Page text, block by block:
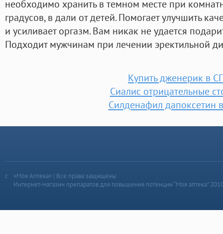
необходимо хранить в темном месте при
градусов, в дали от детей. Помогает улучшить
и усиливает оргазм. Вам никак не удается
Подходит мужчинам при лечении эректильной
Купить дженерик в
Сиалис отрицательные
Силденафил дапоксетин
«Моя Аптека» | Все права защищены
Интернет-магазин препаратов для повышения потенции “Моя аптека”